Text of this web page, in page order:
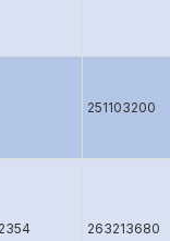
251103200
263213680